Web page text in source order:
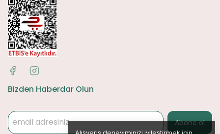
Bizden Haberdar Olun
Abone ol